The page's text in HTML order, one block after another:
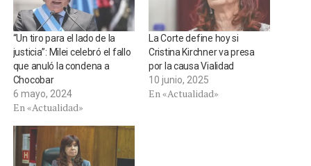
“Un tiro para el lado de la
justicia”: Milei celebró el fallo
que anuló la condena a
Chocobar
6 mayo, 2024
En «Actualidad»
La Corte define hoy si
Cristina Kirchner va presa
por la causa Vialidad
10 junio, 2025
En «Actualidad»